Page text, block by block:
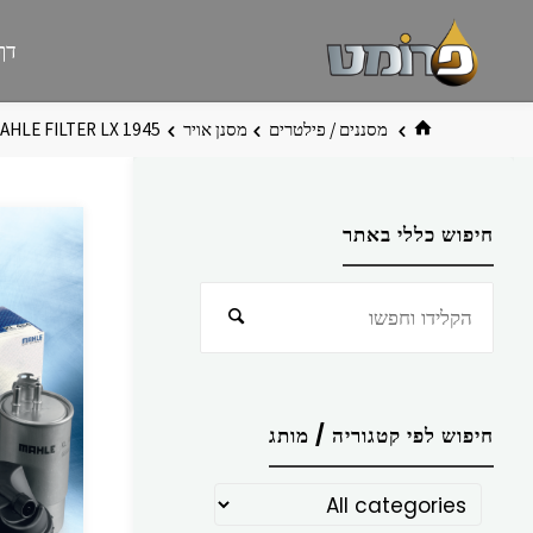
בית מסננים / פילטרים מסנן אויר FILTER LX 1945
חיפוש כללי באתר
חיפוש
חיפוש לפי קטגוריה / מותג